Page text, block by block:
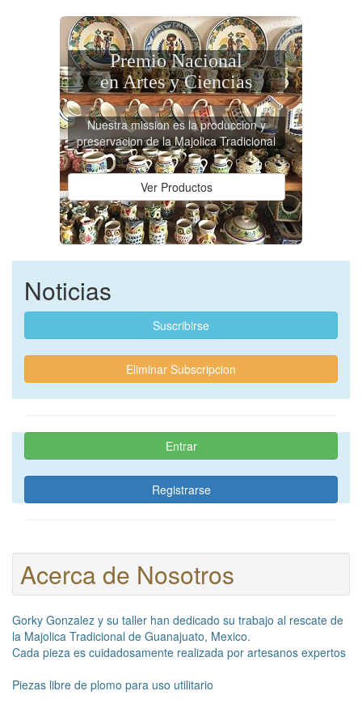
Premio Nacional
en Artes y Ciencias
Nuestra mission es la produccion y
preservacion de la Majolica Tradicional
Ver Productos
Noticias
Suscribirse
Eliminar Subscripcion
Entrar
Registrarse
Acerca de Nosotros
Gorky Gonzalez y su taller han dedicado su trabajo al rescate de
la Majolica Tradicional de Guanajuato, Mexico.
Cada pieza es cuidadosamente realizada por artesanos expertos
Piezas libre de plomo para uso utilitario